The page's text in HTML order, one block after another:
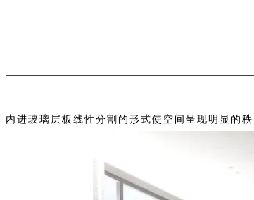
内进玻璃层板线性分割的形式使空间呈现明显的